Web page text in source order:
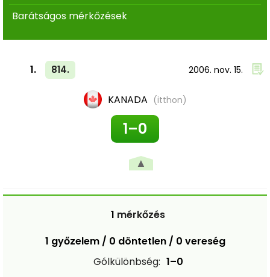
Barátságos mérkőzések
1. 814. 2006. nov. 15.
KANADA (itthon)
1–0
▲
1 mérkőzés
1 győzelem / 0 döntetlen / 0 vereség
Gólkülönbség: 1–0